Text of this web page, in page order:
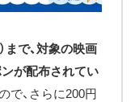
まで、対象の映画
が配布されてい
で、さらに200円